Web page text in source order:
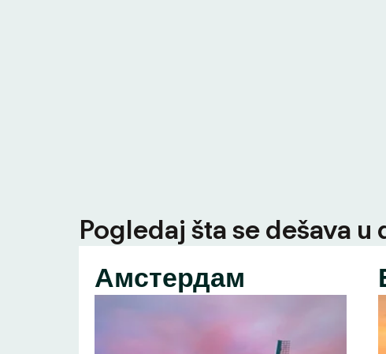
Pogledaj šta se dešava
Амстердам